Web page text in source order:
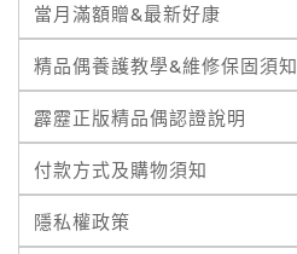
當月滿額贈&最新好康
精品偶養護教學&維修保固須知
霹靂正版精品偶認證說明
付款方式及購物須知
隱私權政策